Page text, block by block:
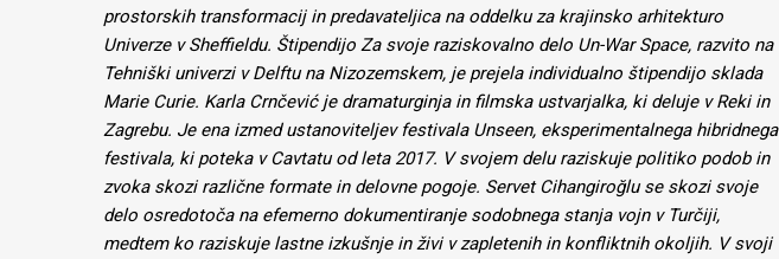
prostorskih transformacij in predavateljica na oddelku za krajinsko arhitekturo
Univerze v Sheffieldu. Štipendijo Za svoje raziskovalno delo Un-War Space, razvito na
Tehniški univerzi v Delftu na Nizozemskem, je prejela individualno štipendijo sklada
Marie Curie. Karla Crnčević je dramaturginja in filmska ustvarjalka, ki deluje v Reki in
Zagrebu. Je ena izmed ustanoviteljev festivala Unseen, eksperimentalnega hibridnega
festivala, ki poteka v Cavtatu od leta 2017. V svojem delu raziskuje politiko podob in
zvoka skozi različne formate in delovne pogoje. Servet Cihangiroğlu se skozi svoje
delo osredotoča na efemerno dokumentiranje sodobnega stanja vojn v Turčiji,
medtem ko raziskuje lastne izkušnje in živi v zapletenih in konfliktnih okoljih. V svoji